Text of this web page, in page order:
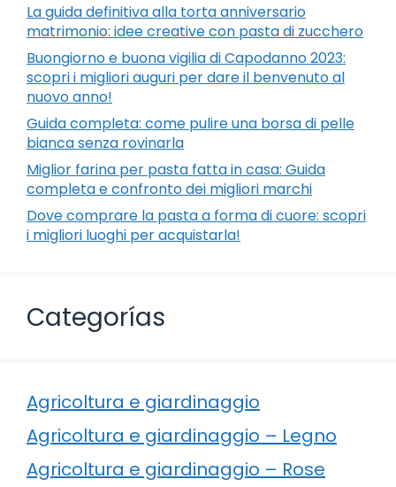
La guida definitiva alla torta anniversario
matrimonio: idee creative con pasta di zucchero
Buongiorno e buona vigilia di Capodanno 2023:
scopri i migliori auguri per dare il benvenuto al
nuovo anno!
Guida completa: come pulire una borsa di pelle
bianca senza rovinarla
Miglior farina per pasta fatta in casa: Guida
completa e confronto dei migliori marchi
Dove comprare la pasta a forma di cuore: scopri
i migliori luoghi per acquistarla!
Categorías
Agricoltura e giardinaggio
Agricoltura e giardinaggio – Legno
Agricoltura e giardinaggio – Rose